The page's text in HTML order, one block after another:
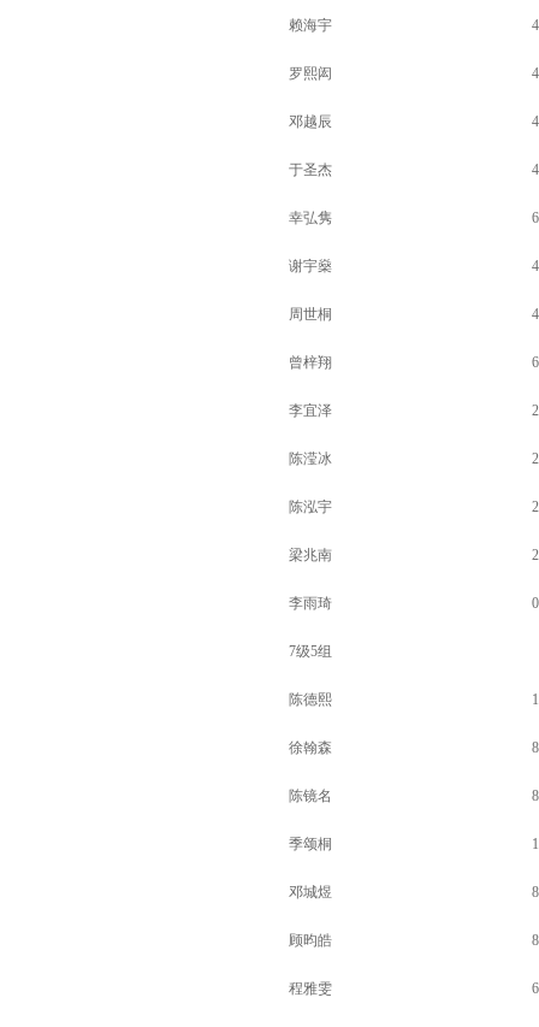
赖海宇 4
罗熙闳 4
邓越辰 4
于圣杰 4
幸弘隽 6
谢宇燊 4
周世桐 4
曾梓翔 6
李宜泽 2
陈滢冰 2
陈泓宇 2
梁兆南 2
李雨琦 0
7级5组
陈德熙
徐翰森 8
陈镜名 8
季颂桐
邓城煜 8
顾昀皓 8
程雅雯 6